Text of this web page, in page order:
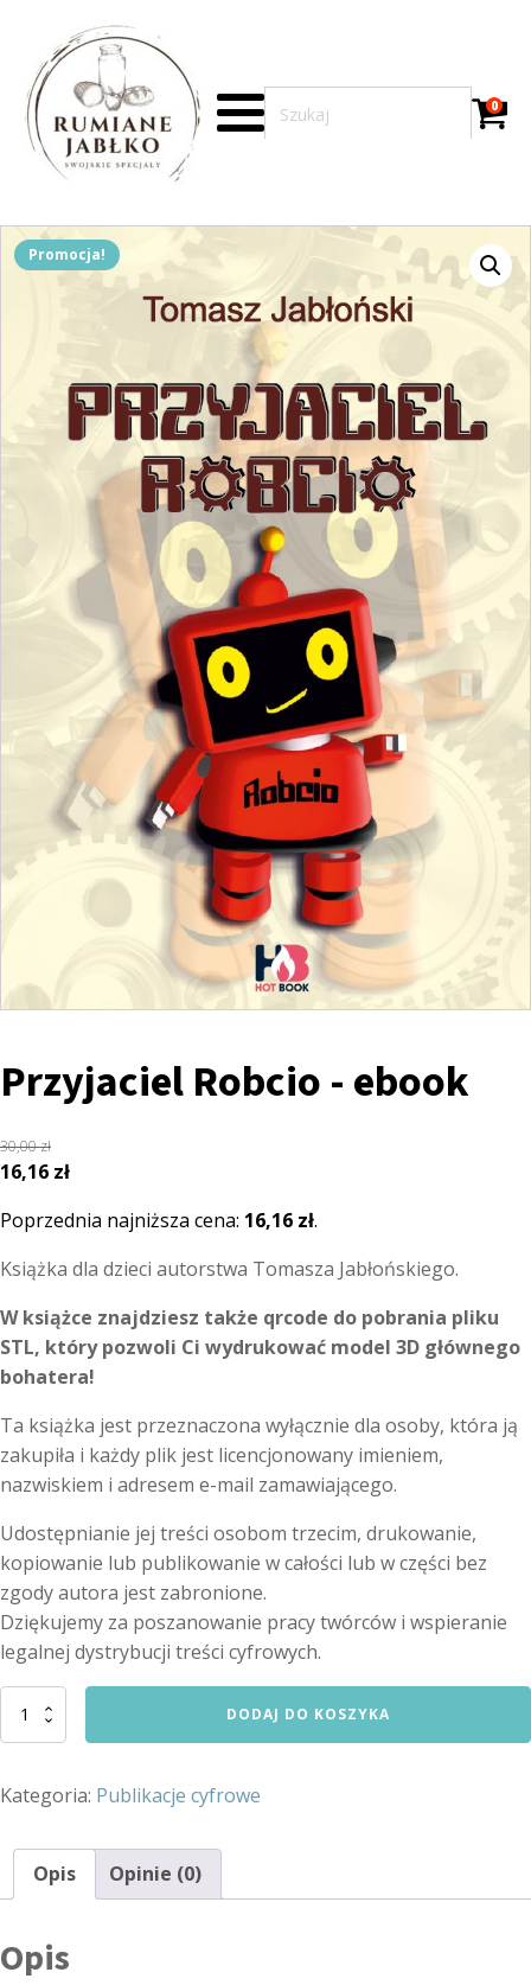
0
Promocja!
Przyjaciel Robcio - ebook
30,00zł
Pierwotna
wynosiła:
30,00 zł.
16,16 złAktualna
wynosi:
16,16 zł.
Poprzednia najniższa cena: 16,16 zł.
Książka dla dzieci autorstwa Tomasza Jabłońskiego.
W książce znajdziesz także qrcode do pobrania pliku
STL, który pozwoli Ci wydrukować model 3D głównego
bohatera!
Ta książka jest przeznaczona wyłącznie dla osoby, która ją
zakupiła i każdy plik jest licencjonowany imieniem,
nazwiskiem i adresem e-mail zamawiającego.
Udostępnianie jej treści osobom trzecim, drukowanie,
kopiowanie lub publikowanie w całości lub w części bez
zgody autora jest zabronione.
Dziękujemy za poszanowanie pracy twórców i wspieranie
legalnej dystrybucji treści cyfrowych.
ilość
Przyjaciel
ebook
DODAJ DO KOSZYKA
Kategoria: Publikacje cyfrowe
Opis Opinie (0)
Opis